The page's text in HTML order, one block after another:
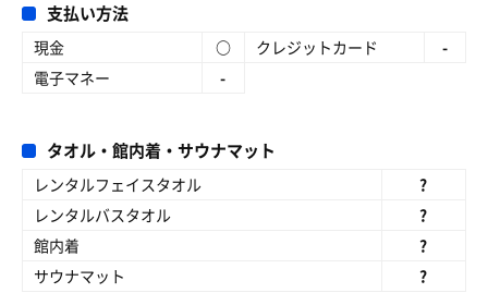
支払い方法
現金 ○ クレジットカード
-
電子マネー
-
タオル・館内着・サウナマット
レンタルフェイスタオル
?
レンタルバスタオル
?
館内着
?
サウナマット
?